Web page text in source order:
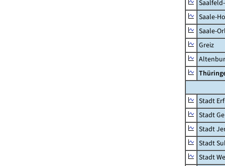
Saale-
Saale-
Greiz
Stadt
Stadt
Stadt
Stadt
Stadt